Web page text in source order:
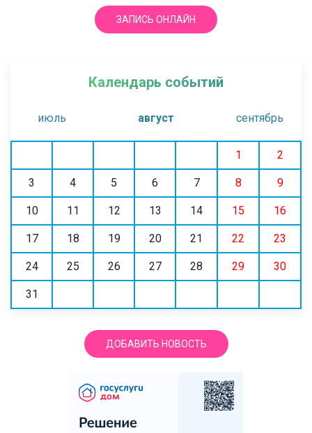
ЗАПИСЬ ОНЛАЙН
Календарь событий
июль август сентябрь
1 2
3 4 5 6 7 8 9
10 11 12 13 14 15 16
17 18 19 20 21 22 23
24 25 26 27 28 29 30
31
ДОБАВИТЬ НОВОСТЬ